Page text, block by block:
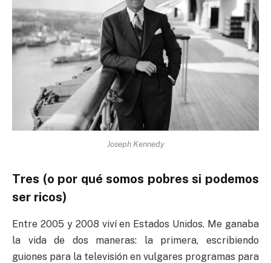
Joseph Kennedy
Tres (o por qué somos pobres si podemos
ser ricos)
Entre 2005 y 2008 viví en Estados Unidos. Me ganaba
la vida de dos maneras: la primera, escribiendo
guiones para la televisión en vulgares programas para